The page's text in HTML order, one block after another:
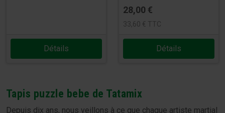
Détails
28,00 €
33,60 € TTC
Détails
Tapis puzzle bebe de Tatamix
Depuis dix ans, nous veillons à ce que chaque artiste martial